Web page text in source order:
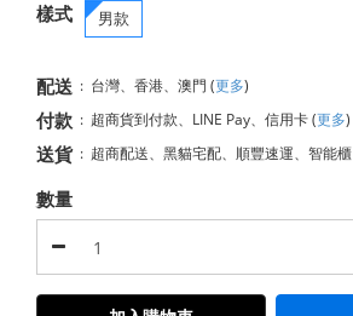
樣式 男款
配送 : 台灣、香港、澳門 (更多)
付款 : 超商貨到付款、LINE Pay、信用卡(更多)
送貨 : 超商配送、黑貓宅配、順豐速運、智能櫃
數量